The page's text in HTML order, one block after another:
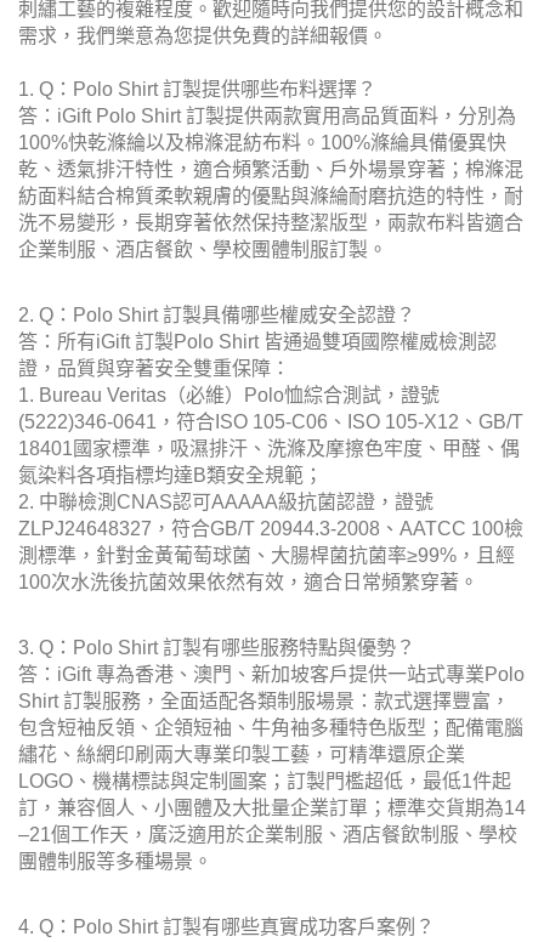
需求，我們樂意為您提供免費的詳細報價。
答：iGift Polo Shirt 訂製提供兩款實用高品質面料，分別為
100%快乾滌綸以及棉滌混紡布料。100%滌綸具備優異快
乾、透氣排汗特性，適合頻繁活動、戶外場景穿著；棉滌混
紡面料結合棉質柔軟親膚的優點與滌綸耐磨抗造的特性，耐
洗不易變形，長期穿著依然保持整潔版型，兩款布料皆適合
企業制服、酒店餐飲、學校團體制服訂製。
答：所有iGift 訂製Polo Shirt 皆通過雙項國際權威檢測認
證，品質與穿著安全雙重保障：
1. Bureau Veritas（必維）Polo恤綜合測試，證號
(5222)346-0641，符合ISO 105-C06、ISO 105-X12、GB/T
18401國家標準，吸濕排汗、洗滌及摩擦色牢度、甲醛、偶
氮染料各項指標均達B類安全規範；
2. 中聯檢測CNAS認可AAAAA級抗菌認證，證號
ZLPJ24648327，符合GB/T 20944.3-2008、AATCC 100檢
測標準，針對金黃葡萄球菌、大腸桿菌抗菌率≥99%，且經
100次水洗後抗菌效果依然有效，適合日常頻繁穿著。
答：iGift 專為香港、澳門、新加坡客戶提供一站式專業Polo
Shirt 訂製服務，全面适配各類制服場景：款式選擇豐富，
包含短袖反領、企領短袖、牛角袖多種特色版型；配備電腦
繡花、絲網印刷兩大專業印製工藝，可精準還原企業
LOGO、機構標誌與定制圖案；訂製門檻超低，最低1件起
訂，兼容個人、小團體及大批量企業訂單；標準交貨期為14
–21個工作天，廣泛適用於企業制服、酒店餐飲制服、學校
團體制服等多種場景。
答：iGift 擁有海量政府部門、公營機構、大專院校、公益團